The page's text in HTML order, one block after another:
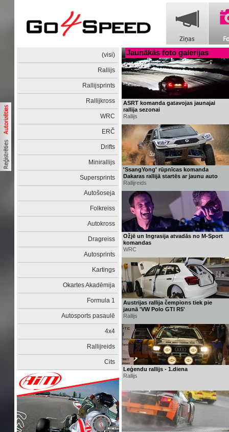
(visi)
Rallijs
Rallijsprints
Rallijkross
WRC
ERČ
Drifts
Minirallijs
Supersprints
Autošoseja
Folkreiss
Autokross
Dragreiss
Autosprints
Kartings
Okartes Akadēmija
Formula 1
Autosports pasaulē
4x4
Rallijreids
Cits
Jaunākās foto galerijas
ASRT komanda gatavojas jaunajai
rallija sezonai
Rallijs
'SsangYong' rūpnīcas komanda
Dakaras rallijā startēs ar jaunu auto
Rallijreids
Ožjē un Ingrasija atvadās no M-Sport
komandas
WRC
Austrijas rallija čempions tiek pie
jaunā 'VW Polo GTI R5'
Rallijs
Leģendu rallijs - 1.diena
Rallijs